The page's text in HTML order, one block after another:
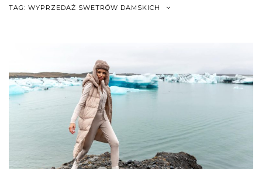
TAG: WYPRZEDAŻ SWETRÓW DAMSKICH